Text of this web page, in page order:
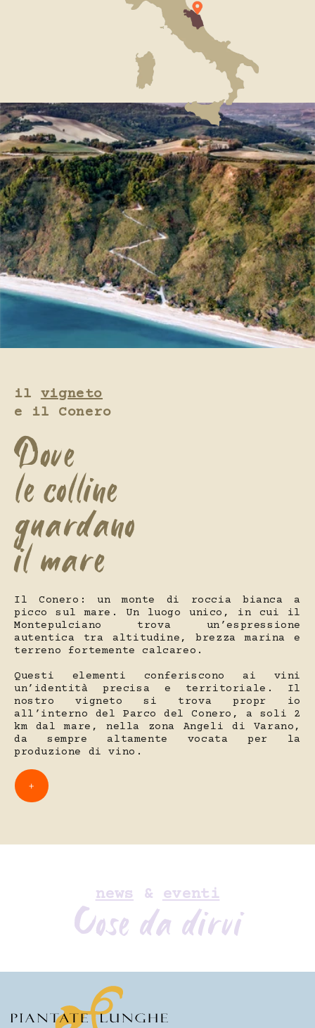
ilvigneto
e il Conero
Dove
le colline
guardano
il mare
Il Conero: un monte di roccia bianca a
picco sul mare. Un luogo unico, in cui il
Montepulciano trova un’espressione
autentica tra altitudine, brezza marina e
terreno fortemente calcareo.
Questi elementi conferiscono ai vini
un’identità precisa e territoriale. Il
nostro vigneto si trova propr io
all’interno del Parco del Conero, a soli 2
km dal mare, nella zona Angeli di Varano,
da sempre altamente vocata per la
produzione di vino.
+
news& eventi
Cose da dirvi